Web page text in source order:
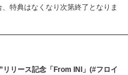
特典はなくなり次第終了となりま
リース記念「From INI」(#フロイ